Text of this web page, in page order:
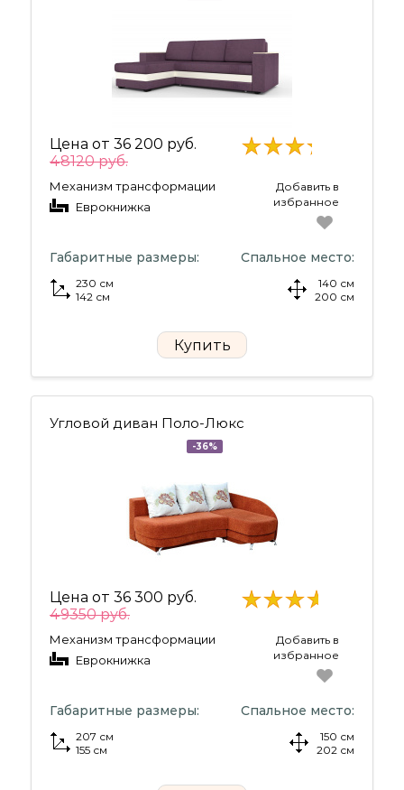
Цена от 36 200 руб.
48120 руб.
Механизм трансформации
Еврокнижка
Добавить в
избранное
Габаритные размеры:
230 см
142 см
Спальное место:
140 см
200 см
Купить
Угловой диван Поло-Люкс
-36%
Цена от 36 300 руб.
49350 руб.
Механизм трансформации
Еврокнижка
Добавить в
избранное
Габаритные размеры:
207 см
155 см
Спальное место:
150 см
202 см